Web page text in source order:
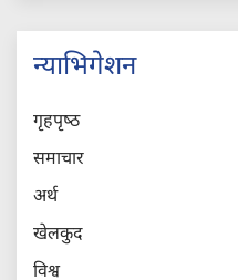
न्याभिगेशन
गृहपृष्‍ठ
समाचार
अर्थ
खेलकुद
विश्व